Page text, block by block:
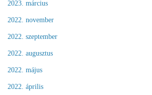
2023. március
2022. november
2022. szeptember
2022. augusztus
2022. május
2022. április